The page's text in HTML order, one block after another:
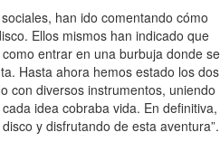
han ido comentando cómo
Ellos mismos han indicado que
entrar en una burbuja donde se
Hasta ahora hemos estado los dos
con diversos instrumentos, uniendo
idea cobraba vida. En definitiva,
y disfrutando de esta aventura”.